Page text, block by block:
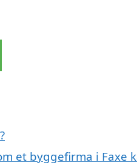
et byggefirma i Faxe